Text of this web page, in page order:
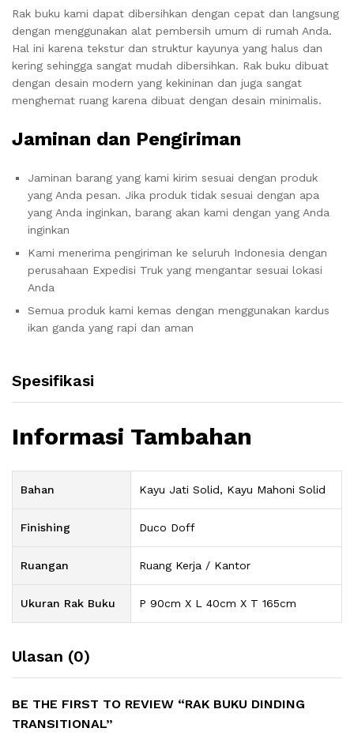
Rak buku kami dapat dibersihkan dengan cepat dan langsung
dengan menggunakan alat pembersih umum di rumah Anda.
Hal ini karena tekstur dan struktur kayunya yang halus dan
kering sehingga sangat mudah dibersihkan. Rak buku dibuat
dengan desain modern yang kekininan dan juga sangat
menghemat ruang karena dibuat dengan desain minimalis.
Jaminan dan Pengiriman
Jaminan barang yang kami kirim sesuai dengan produk
yang Anda pesan. Jika produk tidak sesuai dengan apa
yang Anda inginkan, barang akan kami dengan yang Anda
inginkan
Kami menerima pengiriman ke seluruh Indonesia dengan
perusahaan Expedisi Truk yang mengantar sesuai lokasi
Anda
Semua produk kami kemas dengan menggunakan kardus
ikan ganda yang rapi dan aman
Spesifikasi
Informasi Tambahan
Bahan Kayu Jati Solid, Kayu Mahoni Solid
Finishing Duco Doff
Ruangan Ruang Kerja / Kantor
Ukuran Rak Buku P 90cm X L 40cm X T 165cm
Ulasan (0)
BE THE FIRST TO REVIEW “RAK BUKU DINDING
TRANSITIONAL”